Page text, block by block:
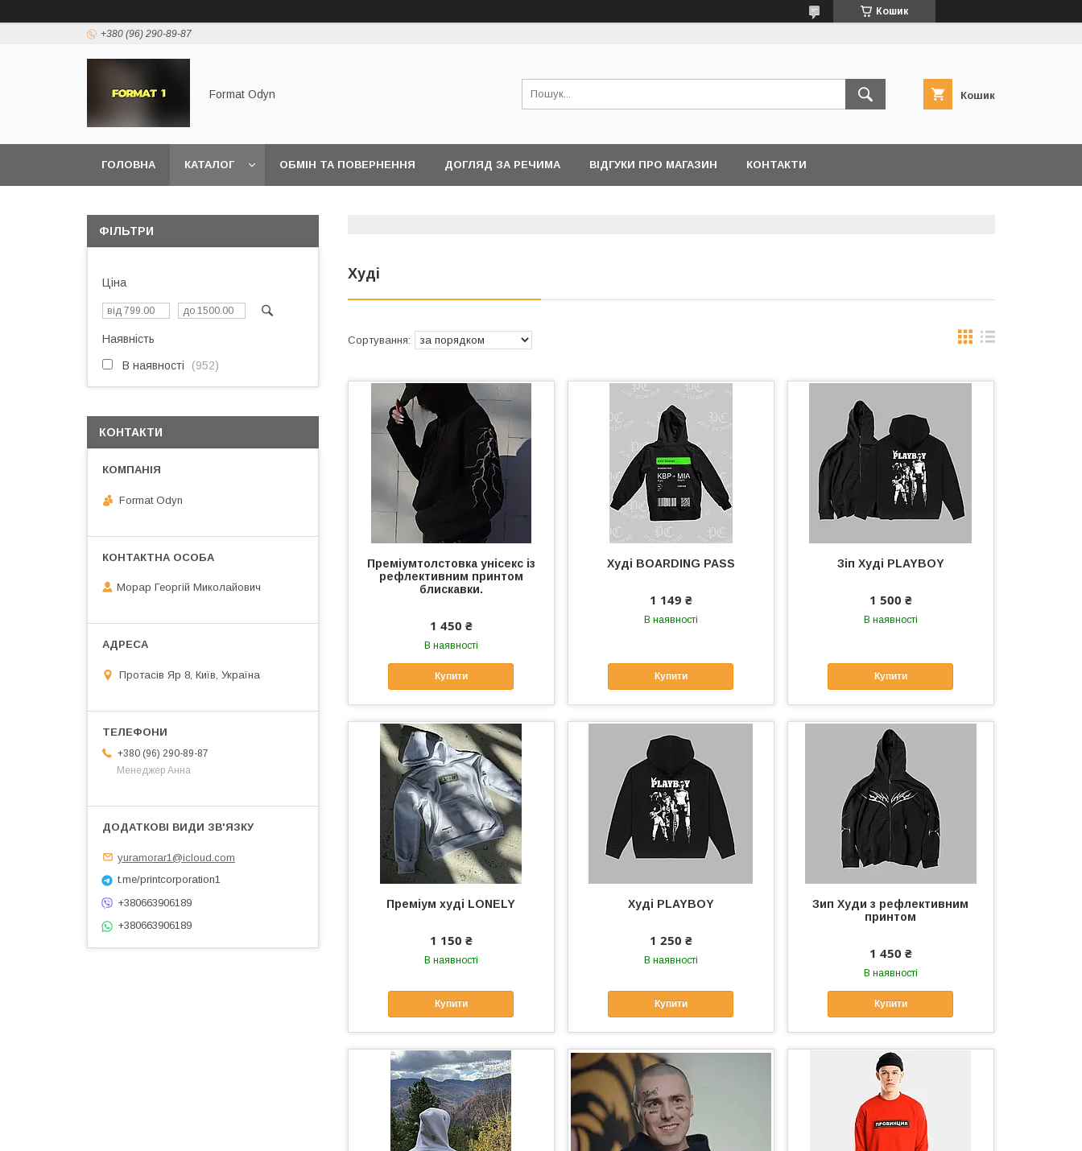
Кошик
+380 (96) 290-89-87
Format Odyn Кошик
ГОЛОВНА КАТАЛОГ ОБМІН ТА ПОВЕРНЕННЯ ДОГЛЯД ЗА РЕЧИМА ВІДГУКИ ПРО МАГАЗИН КОНТАКТИ
Худі
Преміумтолстовка унісекс із
рефлективним принтом
блискавки.
1 450 ₴
В наявності
Купити
Худі BOARDING PASS
1 149 ₴
В наявності
Купити
Зіп Худі PLAYBOY
1 500 ₴
В наявності
Купити
Преміум худі LONELY
1 150 ₴
В наявності
Купити
Худі PLAYBOY
1 250 ₴
В наявності
Купити
Зип Худи з рефлективним
принтом
1 450 ₴
В наявності
Купити
ФІЛЬТРИ
Ціна
Наявність
В наявності 952
КОНТАКТИ
Format Odyn
Морар Георгій Миколайович
Протасів Яр 8, Київ, Україна
+380 (96) 290-89-87
Менеджер Анна
yuramorar1@icloud.com
t.me/printcorporation1
+380663906189
+380663906189